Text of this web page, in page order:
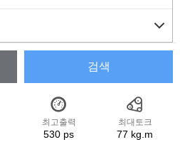
검색
최고출력
530 ps
최대토크
77 kg.m